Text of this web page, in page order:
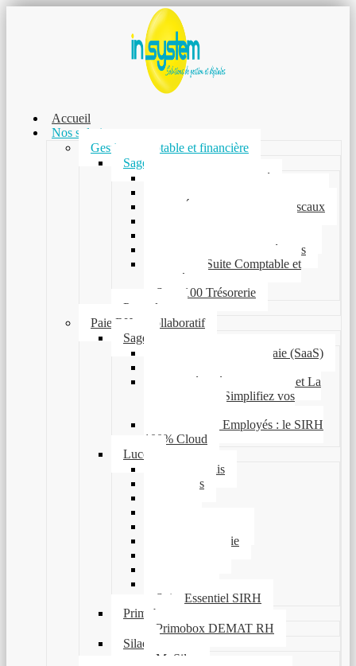
Accueil
Nos solutions
Gestion comptable et financière
Sage
Sage 100 Comptabilité
Sage États Comptables et Fiscaux
Sage Recouvrement Créances
Sage 100 Suite Comptable et
Financière
Sage 100 Trésorerie
Pennylane
Paie RH et collaboratif
Sage
Sage Business Cloud Paie (SaaS)
Sage Dématérialisation RH et La
Place Digitale : Simplifiez vos
Sage Espace Employés : le SIRH
100% Cloud
Lucca
Notes de frais
Absences
Bulletins de paie
Suite Essentiel SIRH
Primobox
Primobox DEMAT RH
Silae
MySilae